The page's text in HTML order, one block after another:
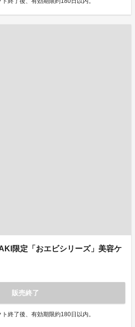
限定「おエビシリーズ」美容ケ
販売終了
終了後、有効期限約180日以内。